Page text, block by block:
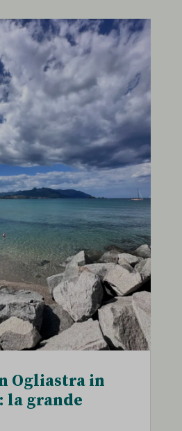
Ogliastra in
la grande